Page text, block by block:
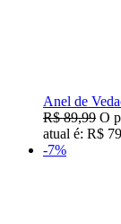
Anel de
R$89,99 O
atual é: R$
-7%